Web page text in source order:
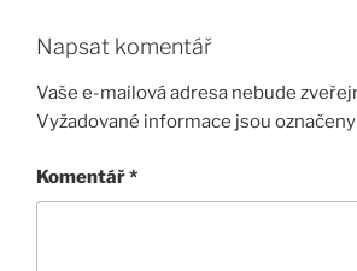
Napsat komentář
Vaše e-mailová adresa nebude
Vyžadované informace jsou označeny
Komentář*